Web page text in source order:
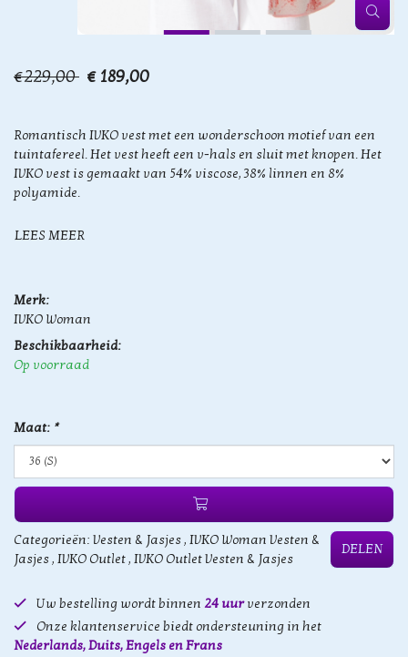
€229,00 € 189,00
Romantisch IVKO vest met een wonderschoon motief van een
tuintafereel. Het vest heeft een v-hals en sluit met knopen. Het
IVKO vest is gemaakt van 54% viscose, 38% linnen en 8%
polyamide.
LEES MEER
Merk:
IVKO Woman
Beschikbaarheid:
Op voorraad
Maat: *
Categorieën: Vesten & Jasjes, IVKO Woman Vesten &
Jasjes, IVKO Outlet, IVKO Outlet Vesten & Jasjes
DELEN
Uw bestelling wordt binnen 24 uurverzonden
Onze klantenservice biedt ondersteuning in het
Nederlands, Duits, Engels en Frans